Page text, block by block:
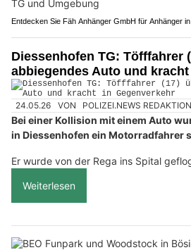
Entdecken Sie Fäh Anhänger GmbH für Anhänger
Diessenhofen TG: Töfffahrer
abbiegendes Auto und
24.05.26 VON POLIZEI.NEWS REDAKTION
Bei einer Kollision mit einem Auto
in Diessenhofen ein Motorradfahrer
Er wurde von der Rega ins Spital
Weiterlesen